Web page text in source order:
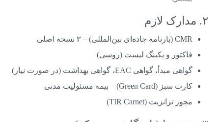
۲. مدارک لازم
CMR (بارنامه جاده‌ای بین‌المللی) – ۳ نسخه اصلی
فاکتور و پکینگ لیست (روسی)
گواهی مبدأ، گواهی EAC، گواهی بهداشت (در صورت نیاز)
کارت سبز (Green Card) – بیمه مسئولیت مدنی
مجوز ترانزیت (TIR Carnet)